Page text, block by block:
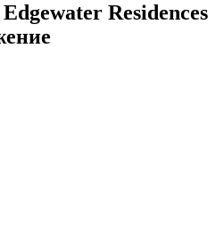
Residences